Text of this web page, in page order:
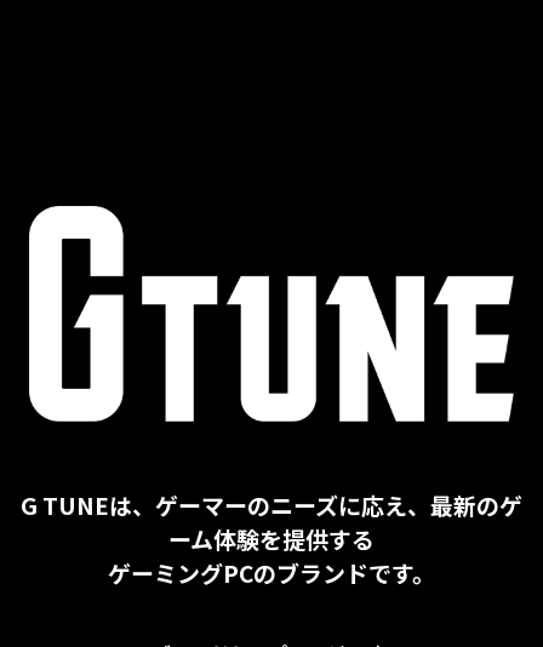
G TUNEは、ゲーマーのニーズに応え、最新のゲ
ーム体験を提供する
ゲーミングPCのブランドです。